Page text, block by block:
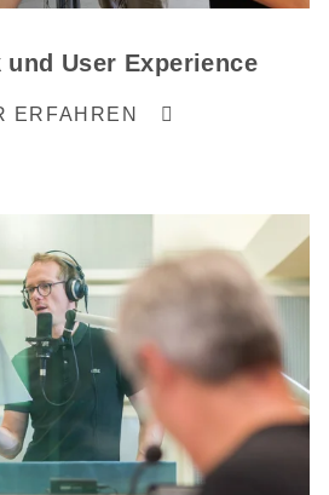
User Experience
ERFAHREN